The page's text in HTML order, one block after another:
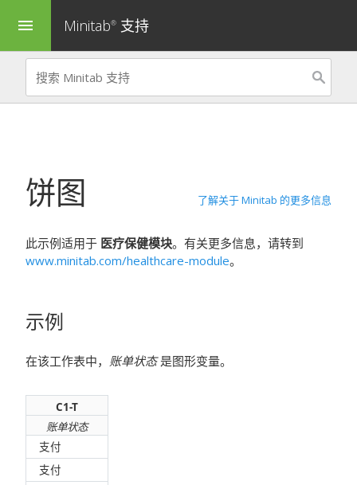
menu Minitab® 支持
饼图 了解关于 Minitab 的更多信息
此示例适用于 医疗保健模块。有关更多信息，请转到
www.minitab.com/healthcare-module。
示例
在该工作表中， 账单状态是图形变量。
C1-T
账单状态
支付
支付